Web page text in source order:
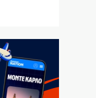
διαδίκτυο
funds